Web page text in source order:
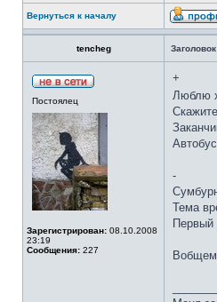
Вернуться к началу
tencheg
Постоялец
Зарегистрирован: 08.10.2008
23:19
Сообщения: 227
+
Люблю
-
Тема
Первый